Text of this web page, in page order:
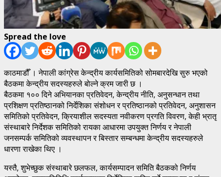
Spread the love
काठमाडौँ । नेपाली कांग्रेस केन्द्रीय कार्यसमितिको सोमबारदेखि सुरु भएको
बैठकमा केन्द्रीय सदस्यहरुले बोल्ने क्रम जारी छ ।
बैठकमा १०० दिने अभियानका प्रतिवेदन, केन्द्रीय नीति, अनुसन्धान तथा
प्रशिक्षण प्रतिष्ठानको निर्देशिका संशोधन र प्रतिष्ठानको प्रतिवेदन, अनुशासन
समितिको प्रतिवेदन, क्रियाशील सदस्यता नवीकरण प्रगति विवरण, केही भ्रातृ
संस्थाबारे निर्देशक समितिको रायका आधारमा उपयुक्त निर्णय र नेपाली
जनसम्पर्क समितिको व्यवस्थापन र बिस्तार सम्बन्धमा केन्द्रीय सदस्यहरुले
धारणा राखेका थिए ।
यस्तै, शुभेच्छुक संस्थाबारे छलफल, कार्यसम्पादन समिति बैठकको निर्णय